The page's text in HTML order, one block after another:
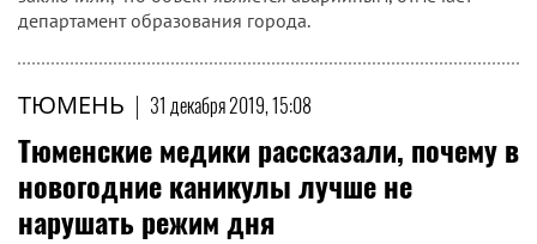
департамент образования города.
ТЮМЕНЬ | 31 декабря 2019, 15:08
Тюменские медики рассказали, почему в
новогодние каникулы лучше не
нарушать режим дня